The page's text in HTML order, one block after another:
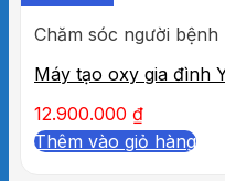
Chăm sóc người bệnh
Máy tạo oxy gia đình
12.900.000 ₫
Thêm vào giỏ hàng